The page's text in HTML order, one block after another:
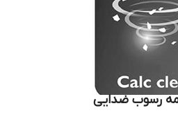
رسوب ضدایی